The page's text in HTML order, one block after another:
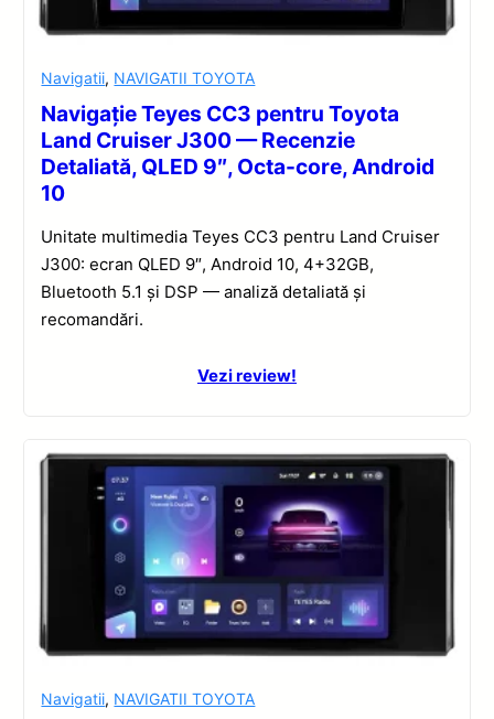
Navigatii, NAVIGATII TOYOTA
Navigație Teyes CC3 pentru Toyota
Land Cruiser J300 — Recenzie
Detaliată, QLED 9″, Octa-core, Android
10
Unitate multimedia Teyes CC3 pentru Land Cruiser
J300: ecran QLED 9″, Android 10, 4+32GB,
Bluetooth 5.1 și DSP — analiză detaliată și
recomandări.
Vezi review!
Navigatii, NAVIGATII TOYOTA